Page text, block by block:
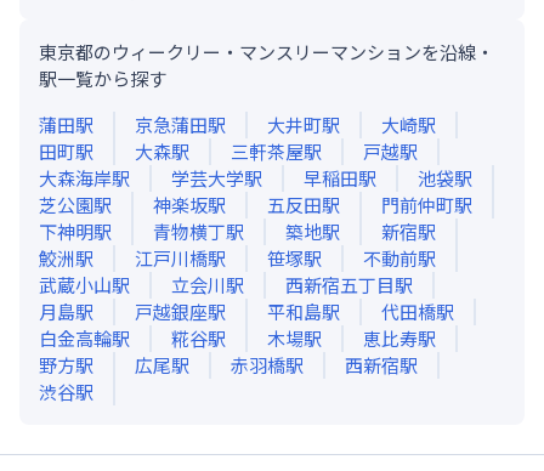
東京都のウィークリー・マンスリーマンションを沿線・
駅一覧から探す
蒲田駅 京急蒲田駅 大井町駅 大崎駅
田町駅 大森駅 三軒茶屋駅 戸越駅
大森海岸駅 学芸大学駅 早稲田駅 池袋駅
芝公園駅 神楽坂駅 五反田駅 門前仲町駅
下神明駅 青物横丁駅 築地駅 新宿駅
鮫洲駅 江戸川橋駅 笹塚駅 不動前駅
武蔵小山駅 立会川駅 西新宿五丁目駅
月島駅 戸越銀座駅 平和島駅 代田橋駅
白金高輪駅 糀谷駅 木場駅 恵比寿駅
野方駅 広尾駅 赤羽橋駅 西新宿駅
渋谷駅